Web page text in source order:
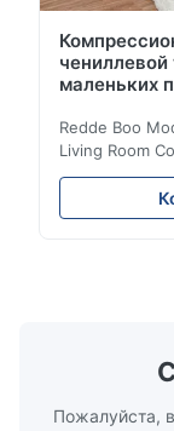
маленьких
Redde Boo
Living Room
Lounge
soft sectional
spaces,
Пожалуйста,